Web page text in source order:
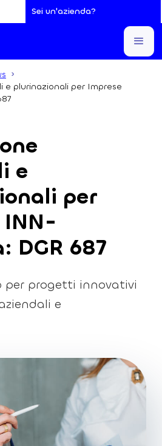
Sei un'azienda?
e plurinazionali per Imprese
e
per
INN-
DGR 687
per progetti innovativi
e